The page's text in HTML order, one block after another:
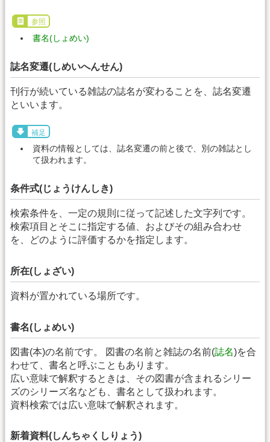
参照
書名(しょめい)
誌名変遷(しめいへんせん)
刊行が続いている雑誌の誌名が変わることを、誌名変遷
といいます。
補足
資料の情報としては、誌名変遷の前と後で、別の雑誌とし
て扱われます。
条件式(じょうけんしき)
検索条件を、一定の規則に従って記述した文字列です。
検索項目とそこに指定する値、およびその組み合わせ
を、どのように評価するかを指定します。
所在(しょざい)
資料が置かれている場所です。
書名(しょめい)
図書(本)の名前です。 図書の名前と雑誌の名前(誌名)を合
わせて、書名と呼ぶこともあります。
広い意味で解釈するときは、その図書が含まれるシリー
ズのシリーズ名なども、書名として扱われます。
資料検索では広い意味で解釈されます。
新着資料(しんちゃくしりょう)